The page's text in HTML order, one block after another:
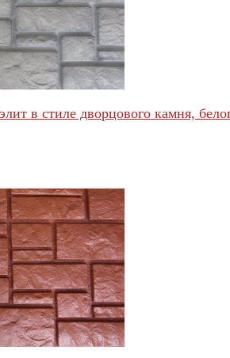
в стиле дворцового камня,